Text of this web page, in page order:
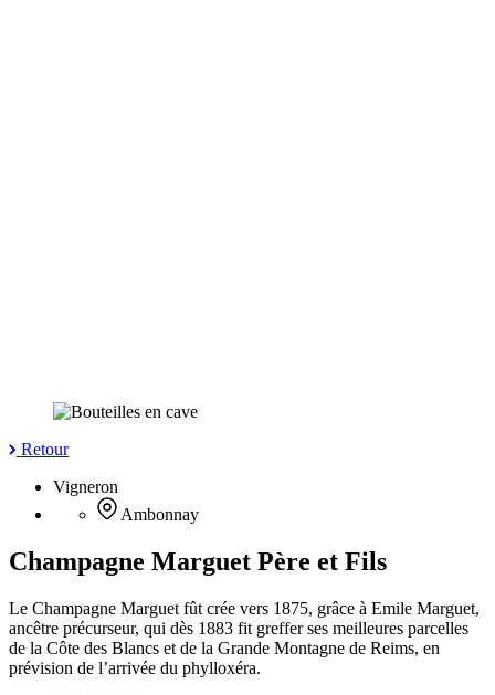
Retour
Vigneron
Ambonnay
Champagne Marguet Père et Fils
Le Champagne Marguet fût crée vers 1875, grâce à Emile Marguet,
ancêtre précurseur, qui dès 1883 fit greffer ses meilleures parcelles
de la Côte des Blancs et de la Grande Montagne de Reims, en
prévision de l’arrivée du phylloxéra.